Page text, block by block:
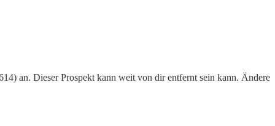
an. Dieser Prospekt kann weit von dir entfernt sein kann. Ändere